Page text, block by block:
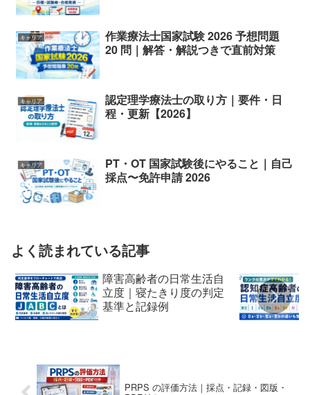
キャリア
作業療法士国家試験 2026 予想問題
20 問｜解答・解説つきで直前対策
キャリア
認定理学療法士の取り方｜要件・日
程・更新【2026】
キャリア
PT・OT 国家試験後にやること｜自己
採点〜免許申請 2026
よく読まれている記事
障害高齢者の日常生活自
立度｜寝たきり度の判定
基準と記録例
PRPS の評価方法｜採点・記録・図版・